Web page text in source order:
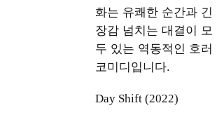
화는 유쾌한 순간과 긴
장감 넘치는 대결이 모
두 있는 역동적인 호러
코미디입니다.
Day Shift (2022)